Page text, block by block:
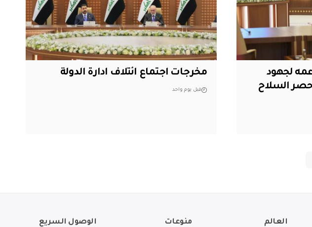
لجهود
السلاح
مخرجات اجتماع ائتلاف ادارة الدولة
قبل يوم واحد
العالم منوعات الوصول السريع